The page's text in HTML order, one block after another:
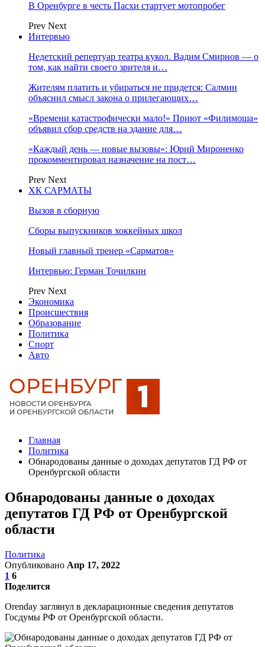
В Оренбурге в честь Пасхи стартует мотопробег
Prev Next
Интервью
Недетский репертуар театра кукол. Вадим Смирнов — о
том, как найти своего зрителя и…
Жителям платить и убираться не придется: Салмин
объяснил смысл закона о прилегающих…
«Времени катастрофически мало!» Приют «Филимоша»
объявил сбор средств на здание для…
«Каждый день — новые вызовы»: Юрий Мироненко
прокомментировал назначение на пост…
Prev Next
ХК САРМАТЫ
Вызов в сборную
Сборы выпускников хоккейных школ
Новый главный тренер «Сарматов»
Интервью: Герман Точилкин
Prev Next
Экономика
Происшествия
Образование
Политика
Спорт
Авто
Главная
Политика
Обнародованы данные о доходах депутатов ГД РФ от
Оренбургской области
Обнародованы данные о доходах
депутатов ГД РФ от Оренбургской
области
Политика
Опубликовано Апр 17, 2022
1 6
Поделится
Orenday заглянул в декларационные сведения депутатов
Госдумы РФ от Оренбургской области.